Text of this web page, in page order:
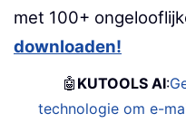
met 100+
downloaden!
🤖 KUTOOLS AI:
technologie om e-